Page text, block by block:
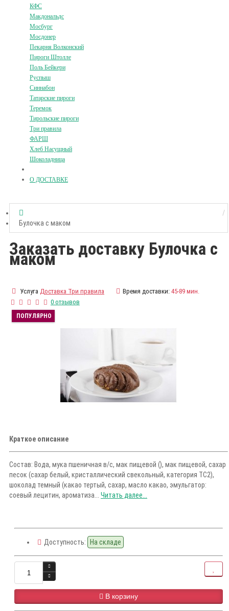
КФС
Макдональдс
Мосбург
Мосдонер
Пекарня Волконский
Пироги Штолле
Поль Бейкери
Руспыш
Синнабон
Татарские пироги
Теремок
Тирольские пироги
Три правила
ФАРШ
Хлеб Насущный
Шоколадница
О ДОСТАВКЕ
Булочка с маком
Заказать доставку Булочка с
маком
Услуга Доставка Три правила Время доставки: 45-89 мин.
0 отзывов
ПОПУЛЯРНО
Краткое описание
Состав: Вода, мука пшеничная в/с, мак пищевой (), мак пищевой, сахар
песок (сахар белый, кристаллический свекольный, категория ТС2),
шоколад темный (какао тертый, сахар, масло какао, эмульгатор:
соевый лецитин, ароматиза... Читать далее...
Доступность: На складе
В корзину